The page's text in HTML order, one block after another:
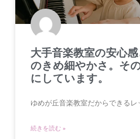
大手音楽教室の安心
のきめ細やかさ。そ
にしています。
ゆめが丘音楽教室だからできるレ
続きを読む »